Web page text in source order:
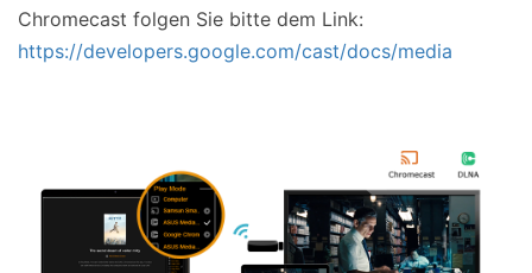
Chromecast folgen Sie bitte dem Link:
https://developers.google.com/cast/docs/media